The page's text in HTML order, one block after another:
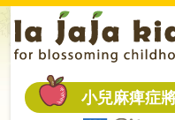
小兒麻痺症